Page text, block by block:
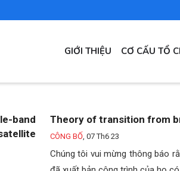
MAIN
NAVIGATION
GIỚI THIỆU CƠ CẤU TỔ
band
Theory of transition from
CÔNG BỐ, 07 Th6 23
Chúng tôi vui mừng thông báo